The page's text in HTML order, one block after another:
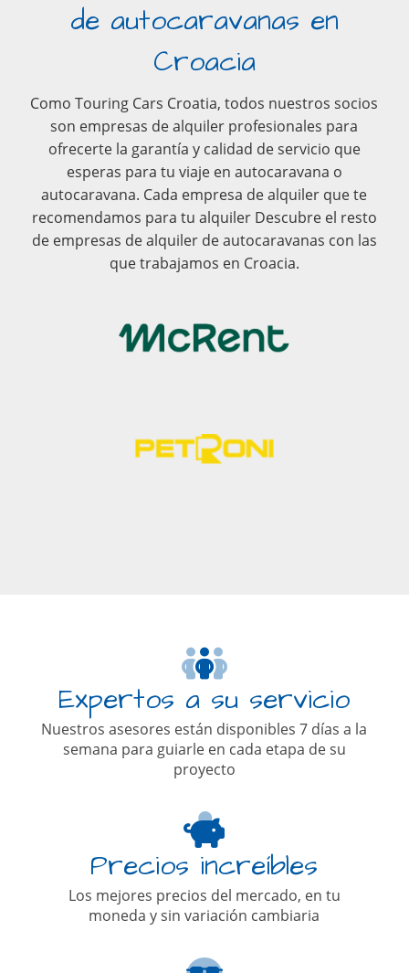
de autocaravanas en
Croacia
Como Touring Cars Croatia, todos nuestros socios
son empresas de alquiler profesionales para
ofrecerte la garantía y calidad de servicio que
esperas para tu viaje en autocaravana o
autocaravana. Cada empresa de alquiler que te
recomendamos para tu alquiler Descubre el resto
de empresas de alquiler de autocaravanas con las
que trabajamos en Croacia.
Expertos a su servicio
Nuestros asesores están disponibles 7 días a la
semana para guiarle en cada etapa de su
proyecto
Precios increíbles
Los mejores precios del mercado, en tu
moneda y sin variación cambiaria